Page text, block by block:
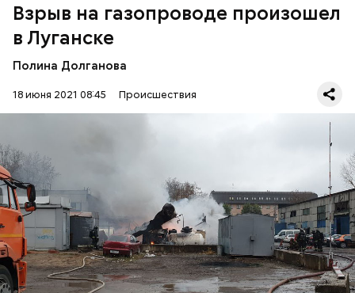
Взрыв на газопроводе произошел
в Луганске
Полина Долганова
18 июня 2021 08:45 Происшествия
Экстренным службам удалось ликвидировать
открытое возгорание к 06:30 по местному и
московскому времени.